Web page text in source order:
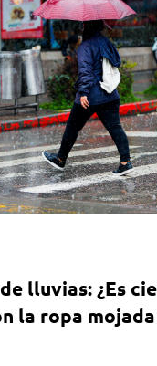
lluvias: ¿Es
la ropa